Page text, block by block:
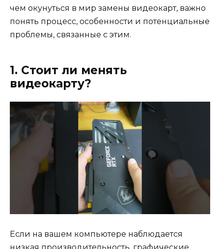
чем окунуться в мир замены видеокарт, важно
понять процесс, особенности и потенциальные
проблемы, связанные с этим.
1. Стоит ли менять
видеокарту?
Если на вашем компьютере наблюдается